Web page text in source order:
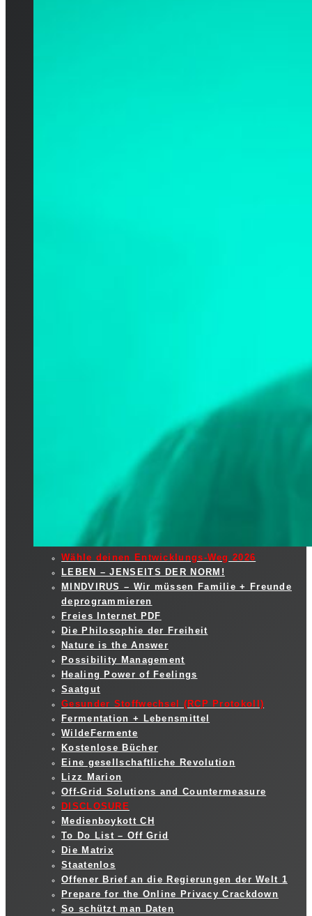
Wähle deinen Entwicklungs-Weg 2026
LEBEN – JENSEITS DER NORM!
MINDVIRUS – Wir müssen Familie + Freunde
deprogrammieren
Freies Internet PDF
Die Philosophie der Freiheit
Nature is the Answer
Possibility Management
Healing Power of Feelings
Saatgut
Gesunder Stoffwechsel (RCP Protokoll)
Fermentation + Lebensmittel
WildeFermente
Kostenlose Bücher
Eine gesellschaftliche Revolution
Lizz Marion
Off-Grid Solutions and Countermeasure
DISCLOSURE
Medienboykott CH
To Do List – Off Grid
Die Matrix
Staatenlos
Offener Brief an die Regierungen der Welt 1
Prepare for the Online Privacy Crackdown
So schützt man Daten